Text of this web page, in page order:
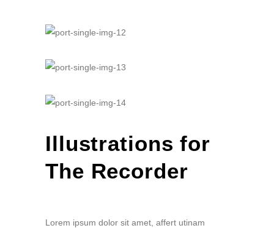
Illustrations for
The Recorder
Lorem ipsum dolor sit amet, affert utinam